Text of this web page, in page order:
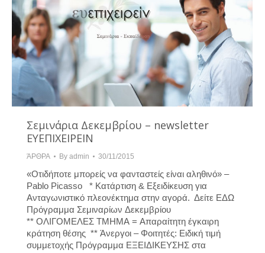
Σεμινάρια Δεκεμβρίου – newsletter
ΕΥΕΠΙΧΕΙΡΕΙΝ
ΆΡΘΡΑ By admin 30/11/2015
«Οτιδήποτε μπορείς να φανταστείς είναι αληθινό» –
Pablo Picasso * Κατάρτιση & Εξειδίκευση για
Ανταγωνιστικό πλεονέκτημα στην αγορά. Δείτε ΕΔΩ
Πρόγραμμα Σεμιναρίων Δεκεμβρίου
** ΟΛΙΓΟΜΕΛΕΣ ΤΜΗΜΑ = Απαραίτητη έγκαιρη
κράτηση θέσης ** Άνεργοι – Φοιτητές: Ειδική τιμή
συμμετοχής Πρόγραμμα ΕΞΕΙΔΙΚΕΥΣΗΣ στα